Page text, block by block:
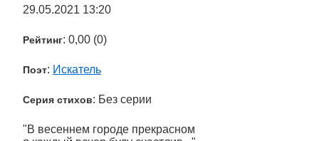
29.05.2021 13:20
Рейтинг: 0,00 (0)
Поэт: Искатель
Серия стихов: Без серии
"В весеннем городе прекрасном